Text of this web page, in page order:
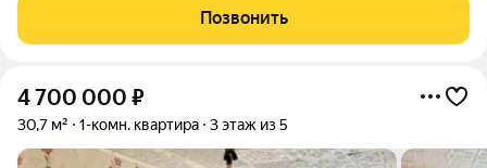
каменного дома на ул. Дыбенко. Общая площадь квартиры
32.9кв.м, площадь комнаты 13.6 кв.м,
Позвонить
4 700 000 ₽
30,7 м² 1-комн. квартира 3 этаж из 5